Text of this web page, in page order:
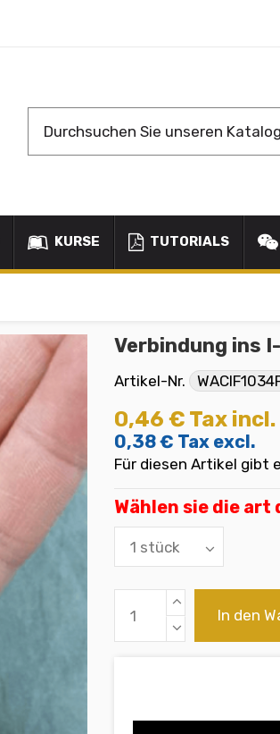
KURSE TUTORIALS
Verbindung ins
Artikel-Nr.
0,46 € Tax incl.
0,38 € Tax excl.
Für diesen Artikel gibt
Wählen sie die
In den